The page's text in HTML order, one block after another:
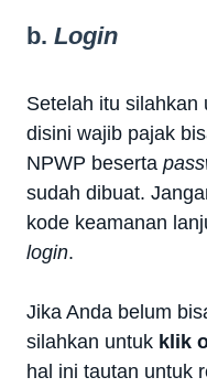
b. Login
Setelah itu silahkan
disini wajib pajak
NPWP beserta
sudah dibuat.
kode keamanan
login.
Jika Anda belum
silahkan untuk klik
hal ini tautan untuk